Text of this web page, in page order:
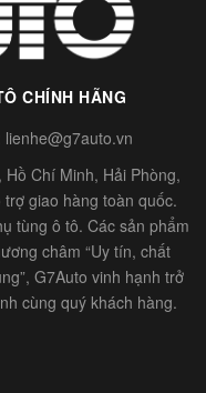
CHÍNH HÃNG
lienhe@g7auto.vn
Chí Minh, Hải Phòng,
trợ giao hàng toàn quốc.
tùng ô tô. Các sản phẩm
châm “Uy tín, chất
G7Auto vinh hạnh trở
cùng quý khách hàng.